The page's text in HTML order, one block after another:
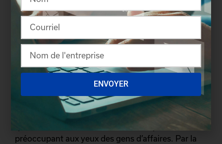
élément essentiel pour demeurer compétitif et
améliorer la productivité » a souligné M. Jérôme
Ratté, président de la Chambre de commerce de
Lévis.
« Bien que les résultats soient relativement
comparables aux années précédentes, les
l’égard des perspectives économiques sectorielles
et régionales. Les prédictions émises confirment
préoccupant aux yeux des gens d’affaires. Par la
ENVOYER